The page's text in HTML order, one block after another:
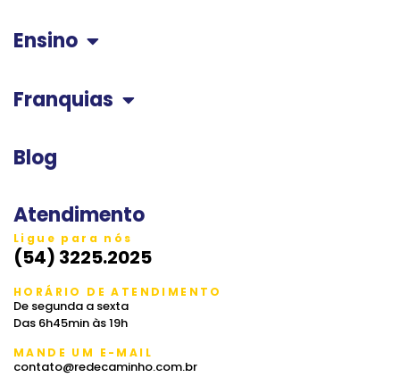
Ensino
Franquias
Blog
Atendimento
Ligue para nós
(54) 3225.2025
HORÁRIO DE ATENDIMENTO
De segunda a sexta
Das 6h45min às 19h
MANDE UM E-MAIL
contato@redecaminho.com.br